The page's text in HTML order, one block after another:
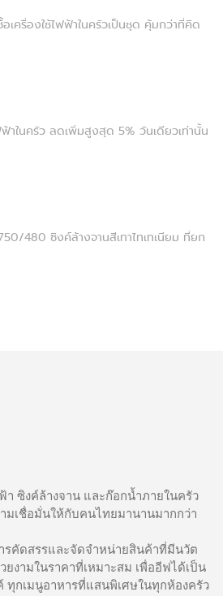
ครื่องใช้ไฟฟ้าในครัวเป็นชุด คุ้มกว่าที่คิด
าในครัว ลดเพิ่มสูงสุด 5% วันเดียวเท่านั้น
480 ซิงค์ล้างจานสีเทาไทเทเนียม ที่ยก
า ซิงค์ล้างจาน และก๊อกน้ำภายในครัว
มเชื่อมั่นให้กับคนไทยมานานมากกว่า
รคัดสรรและจัดจำหน่ายสินค้าที่มีนวัต
งามในราคาที่เหมาะสม เพื่ออีฟได้เป็น
ทุกเมนูอาหารที่แสนพิเศษในทุกห้องครัว